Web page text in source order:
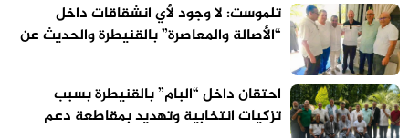
تلموست: لا وجود لأي انشقاقات داخل
“الأصالة والمعاصرة” بالقنيطرة والحديث عن
احتقان داخل “البام” بالقنيطرة بسبب
تزكيات انتخابية وتهديد بمقاطعة دعم